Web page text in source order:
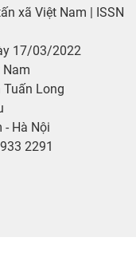
xã Việt Nam | ISSN
17/03/2022
Nam
Tuấn Long
- Hà Nội
2291